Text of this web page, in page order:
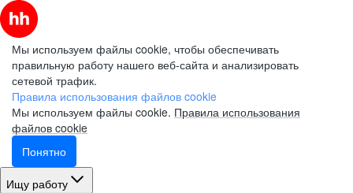
Мы используем файлы cookie, чтобы обеспечивать
правильную работу нашего веб-сайта и анализировать
сетевой трафик.
Правила использования файлов cookie
Мы используем файлы cookie. Правила использования
файлов cookie
Понятно
Ищу работу